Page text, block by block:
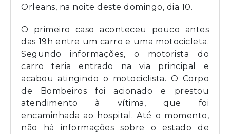
Orleans, na noite deste domingo, dia 10.
O primeiro caso aconteceu pouco antes
das 19h entre um carro e uma motocicleta.
Segundo informações, o motorista do
carro teria entrado na via principal e
acabou atingindo o motociclista. O Corpo
de Bombeiros foi acionado e prestou
atendimento à vítima, que foi
encaminhada ao hospital. Até o momento,
não há informações sobre o estado de